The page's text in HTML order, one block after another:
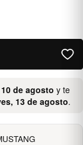
de agosto y te
13 de agosto.